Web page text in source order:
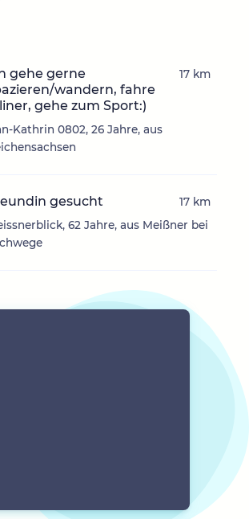
gehe gerne
wandern, fahre
gehe zum Sport:)
Kathrin 0802, 26 Jahre, aus
17 km
gesucht
62 Jahre, aus Meißner bei
17 km